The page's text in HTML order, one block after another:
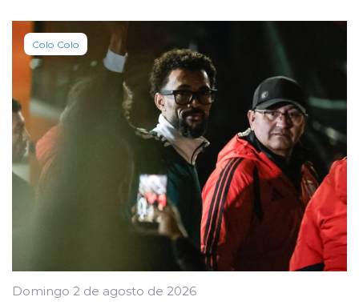
Colo Colo
Domingo 2 de agosto de 2026